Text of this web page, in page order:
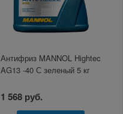
Антифриз MANNOL Hightec
AG13 -40 С зеленый 5 кг
1 568 руб.